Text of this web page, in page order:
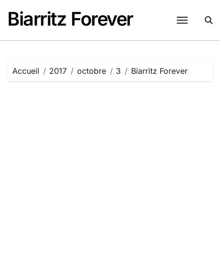
contenu
Biarritz Forever
Accueil 2017 octobre 3 Biarritz Forever